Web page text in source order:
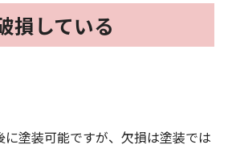
損している
に塗装可能ですが、欠損は塗装では